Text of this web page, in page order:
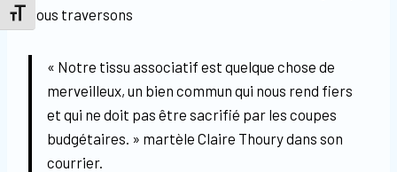
Changer la taille de la police
nous traversons
« Notre tissu associatif est quelque chose de
merveilleux, un bien commun qui nous rend fiers
et qui ne doit pas être sacrifié par les coupes
budgétaires. » martèle Claire Thoury dans son
courrier.